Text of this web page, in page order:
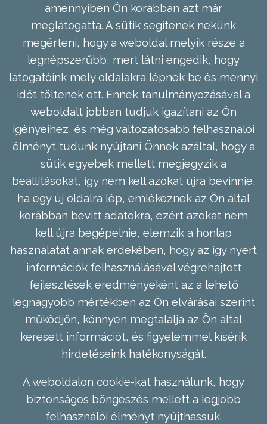
amennyiben Ön korábban azt már
meglátogatta. A sütik segítenek nekünk
megérteni, hogy a weboldal melyik része a
legnépszerűbb, mert látni engedik, hogy
látogatóink mely oldalakra lépnek be és mennyi
időt töltenek ott. Ennek tanulmányozásával a
weboldalt jobban tudjuk igazítani az Ön
igényeihez, és még változatosabb felhasználói
élményt tudunk nyújtani Önnek azáltal, hogy a
sütik egyebek mellett megjegyzik a
beállításokat, így nem kell azokat újra bevinnie,
ha egy új oldalra lép, emlékeznek az Ön által
korábban bevitt adatokra, ezért azokat nem
kell újra begépelnie, elemzik a honlap
használatát annak érdekében, hogy az így nyert
információk felhasználásával végrehajtott
fejlesztések eredményeként az a lehető
legnagyobb mértékben az Ön elvárásai szerint
működjön, könnyen megtalálja az Ön által
keresett információt, és figyelemmel kísérik
hirdetéseink hatékonyságát.
A weboldalon cookie-kat használunk, hogy
biztonságos böngészés mellett a legjobb
felhasználói élményt nyújthassuk.